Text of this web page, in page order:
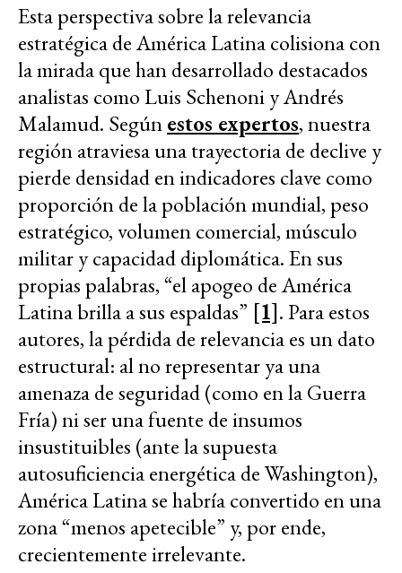
Esta perspectiva sobre la relevancia
estratégica de América Latina colisiona con
la mirada que han desarrollado destacados
analistas como Luis Schenoni y Andrés
Malamud. Segúnestos expertos, nuestra
región atraviesa una trayectoria de declive y
pierde densidad en indicadores clave como
proporción de la población mundial, peso
estratégico, volumen comercial, músculo
militar y capacidad diplomática. En sus
propias palabras, “el apogeo de América
Latina brilla a sus espaldas” [1]. Para estos
autores, la pérdida de relevancia es un dato
estructural: al no representar ya una
amenaza de seguridad (como en la Guerra
Fría) ni ser una fuente de insumos
insustituibles (ante la supuesta
autosuficiencia energética de Washington),
América Latina se habría convertido en una
zona “menos apetecible” y, por ende,
crecientemente irrelevante.